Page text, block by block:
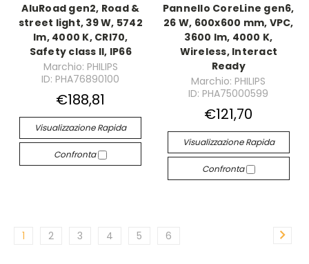
AluRoad gen2, Road &
street light, 39 W, 5742
lm, 4000 K, CRI70,
Safety class II, IP66
Marchio: PHILIPS
ID: PHA76890100
€188,81
Visualizzazione Rapida
Confronta
Pannello CoreLine gen6,
26 W, 600x600 mm, VPC,
3600 lm, 4000 K,
Wireless, Interact
Ready
Marchio: PHILIPS
ID: PHA75000599
€121,70
Visualizzazione Rapida
Confronta
1 2 3 4 5 6